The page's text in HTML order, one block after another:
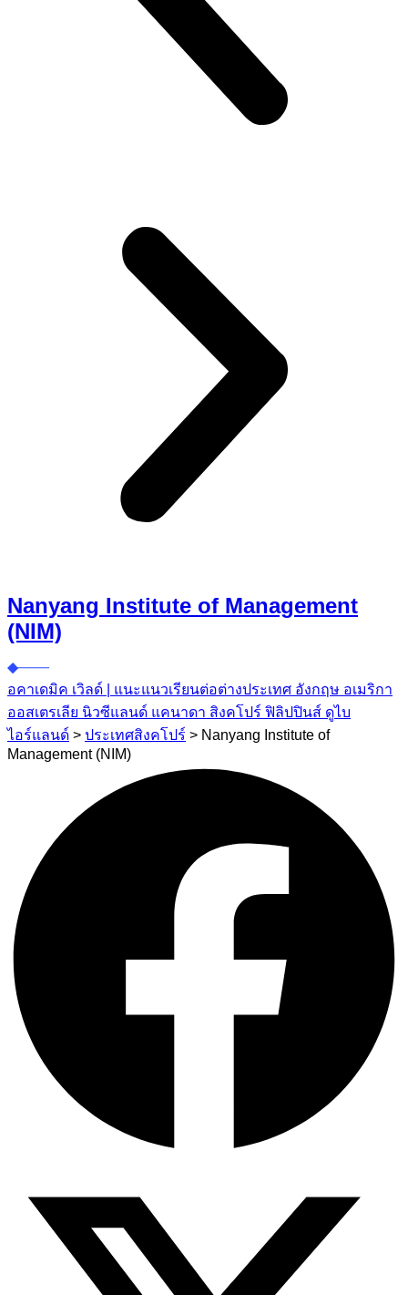
Nanyang Institute of Management
(NIM)
อคาเดมิค เวิลด์ | แนะแนวเรียนต่อต่างประเทศ อังกฤษ อเมริกา
ออสเตรเลีย นิวซีแลนด์ แคนาดา สิงคโปร์ ฟิลิปปินส์ ดูไบ
ไอร์แลนด์ > ประเทศสิงคโปร์ > Nanyang Institute of
Management (NIM)